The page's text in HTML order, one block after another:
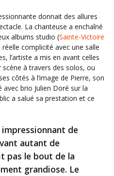
donnait des allures
La chanteuse a enchaîné
albums studio (Sainte-Victoire
complicité avec une salle
l’artiste a mis en avant celles
scène à travers des solos, ou
côtés à l’image de Pierre, son
avec brio Julien Doré sur la
a salué sa prestation et ce
de
autant de
pas le bout de la
grandiose. Le